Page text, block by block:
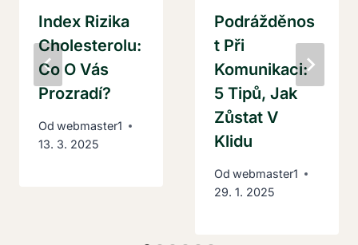
Index Rizika
Cholesterolu:
Co O Vás
Prozradí?
Od webmaster1
13. 3. 2025
Podrážděnos
T Při
Komunikaci:
5 Tipů, Jak
Zůstat V
Klidu
Od webmaster1
29. 1. 2025